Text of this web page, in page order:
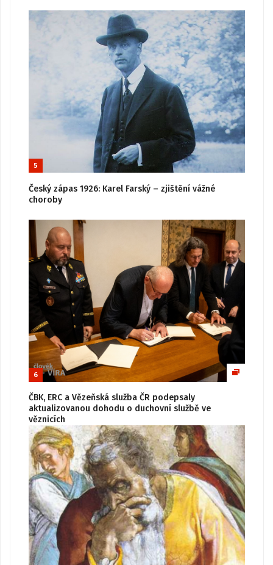
5
Český zápas 1926: Karel Farský – zjištění vážné
choroby
6
ČBK, ERC a Vězeňská služba ČR podepsaly
aktualizovanou dohodu o duchovní službě ve
věznicích